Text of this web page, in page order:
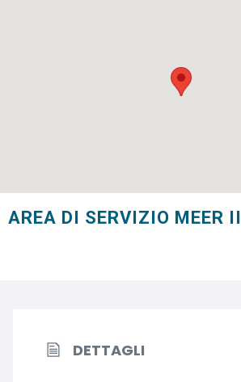
AREA DI SERVIZIO MEER II
DETTAGLI